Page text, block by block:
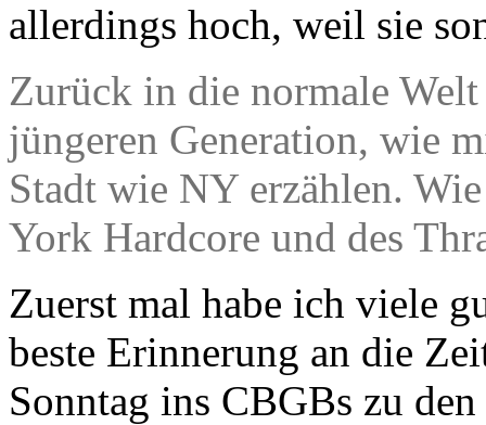
allerdings hoch, weil sie
Zurück in die normale
jüngeren Generation, wie
Stadt wie NY erzählen.
York Hardcore und des
Zuerst mal habe ich viele
beste Erinnerung an die
Sonntag ins CBGBs zu